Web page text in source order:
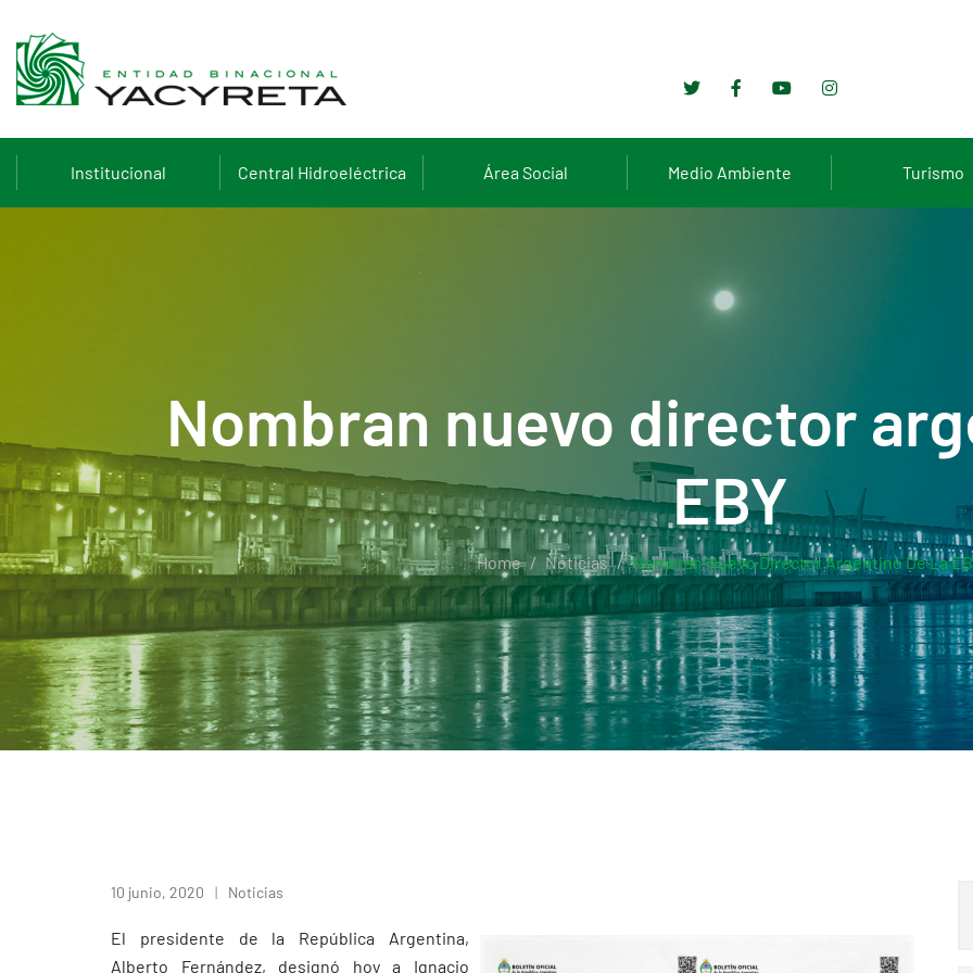
Institucional Central Hidroeléctrica Área Social Medio Ambiente Turismo
Nombran nuevo director
EBY
Home Noticias Nombran Nuevo Director Argentino De La
10 junio, 2020 Noticias
El presidente de la República Argentina,
Alberto Fernández, designó hoy a Ignacio